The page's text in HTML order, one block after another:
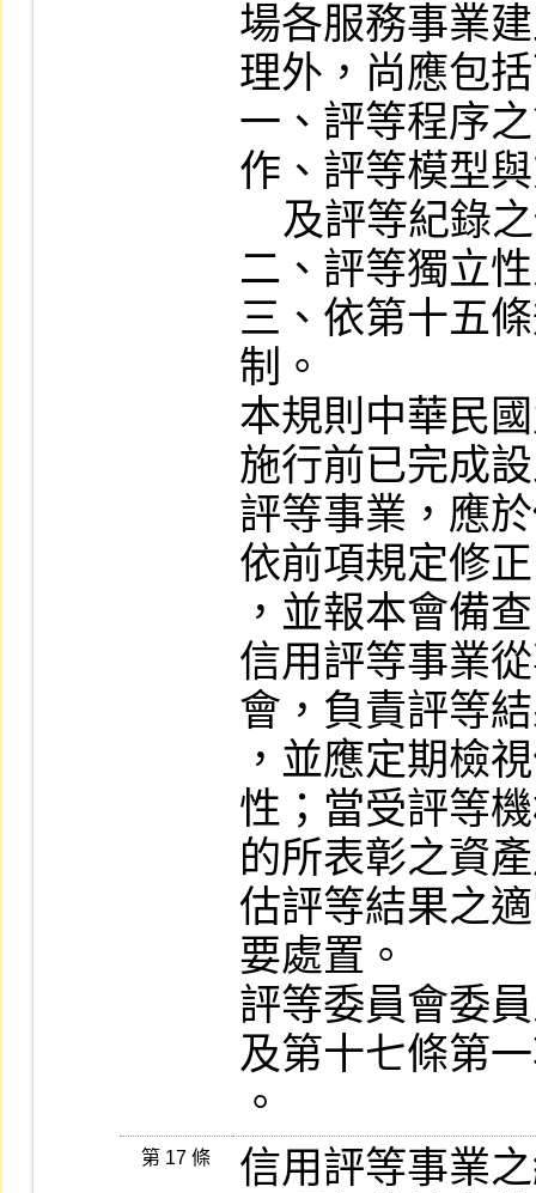
場各服務事業
理外，尚應包
一、評等程序
作、評等模型
二、評等獨立
三、依第十五
制。
本規則中華民
施行前已完成
評等事業，應
依前項規定修
，並報本會備
信用評等事業
會，負責評等
，並應定期檢
性；當受評等
的所表彰之資
估評等結果之
要處置。
評等委員會委
及第十七條第
。
第 17 條
信用評等事業